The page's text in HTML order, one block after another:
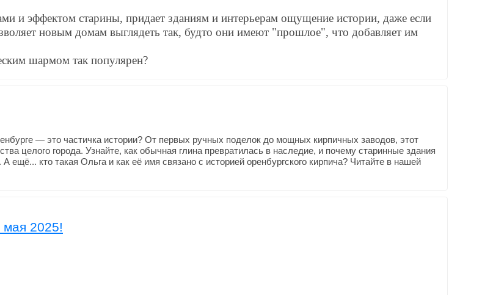
и эффектом старины, придает зданиям и интерьерам ощущение истории, даже если
новым домам выглядеть так, будто они имеют "прошлое", что добавляет им
шармом так популярен?
— это частичка истории? От первых ручных поделок до мощных кирпичных заводов, этот
целого города. Узнайте, как обычная глина превратилась в наследие, и почему старинные здания
ещё... кто такая Ольга и как её имя связано с историей оренбургского кирпича? Читайте в нашей
2025!